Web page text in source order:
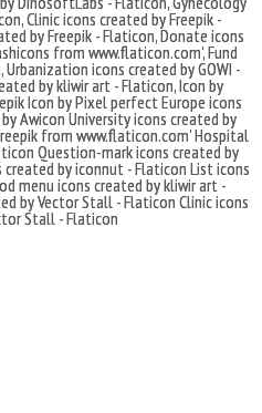
,Clinic icons created by Freepik -
by Freepik - Flaticon,Donate icons
from www.flaticon.com',Fund
,Urbanization icons created by GOWI -
by kliwir art - Flaticon,Icon by
Icon by Pixel perfectEurope icons
Awicon University icons created by
from www.flaticon.com'Hospital
Question-mark icons created by
created by iconnut - Flaticon List icons
menu icons created by kliwir art -
by Vector Stall - Flaticon Clinic icons
Stall - Flaticon